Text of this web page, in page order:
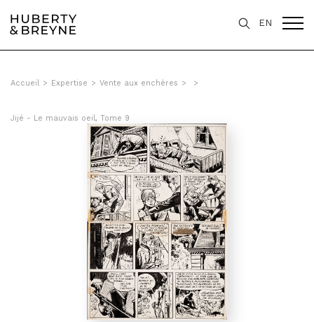
EN
Accueil > Expertise > Vente aux enchères > >
Jijé - Le mauvais oeil, Tome 9